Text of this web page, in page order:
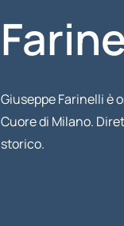
Giuseppe Farinelli è
Cuore di Milano.
storico.